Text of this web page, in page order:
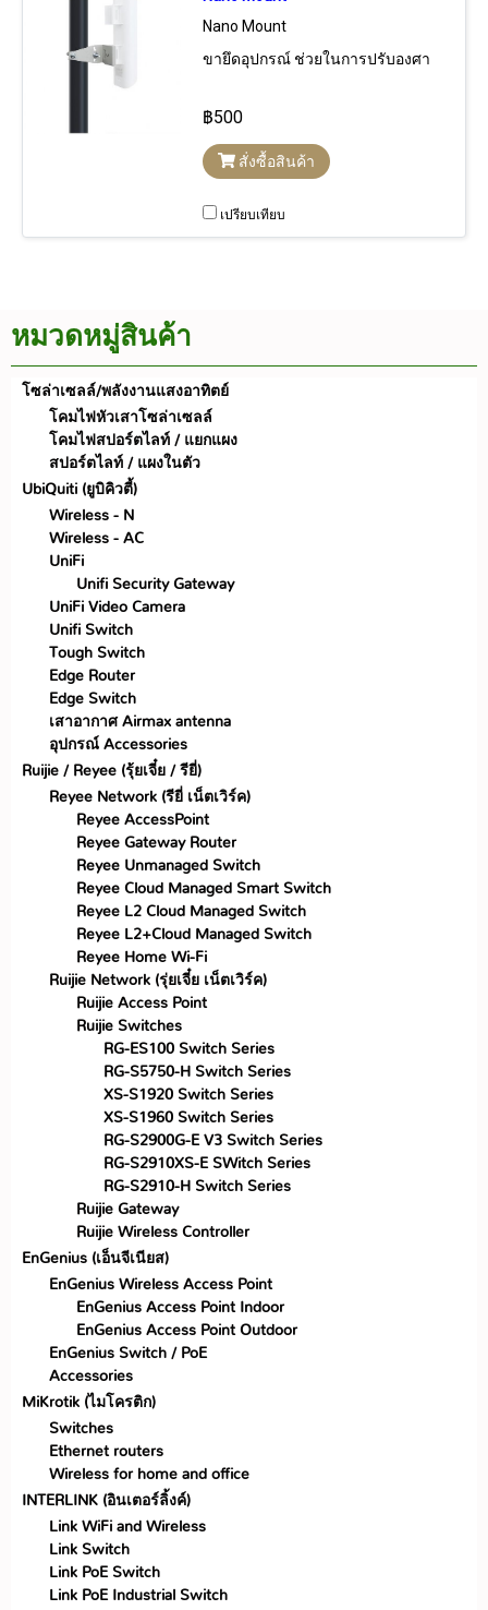
Outdoor Wireless AP, กล้องวงจรปิด
ระบบ IP และอุปกรณ์เครือข่าย
Nano Mount
ขายึดอุปกรณ์ ช่วยในการปรับองศา
฿500
สั่งซื้อสินค้า
เปรียบเทียบ
หมวดหมู่สินค้า
โซล่าเซลล์/พลังงานแสงอาทิตย์
โคมไฟหัวเสาโซล่าเซลล์
โคมไฟสปอร์ตไลท์ / แยกแผง
สปอร์ตไลท์ / แผงในตัว
UbiQuiti (ยูบิคิวตี้)
Wireless - N
Wireless - AC
UniFi
Unifi Security Gateway
UniFi Video Camera
Unifi Switch
Tough Switch
Edge Router
Edge Switch
เสาอากาศ Airmax antenna
อุปกรณ์ Accessories
Ruijie / Reyee (รุ้ยเจี๋ย / รียี่)
Reyee Network (รียี่ เน็ตเวิร์ค)
Reyee AccessPoint
Reyee Gateway Router
Reyee Unmanaged Switch
Reyee Cloud Managed Smart Switch
Reyee L2 Cloud Managed Switch
Reyee L2+Cloud Managed Switch
Reyee Home Wi-Fi
Ruijie Network (รุ่ยเจี๋ย เน็ตเวิร์ค)
Ruijie Access Point
Ruijie Switches
RG-ES100 Switch Series
RG-S5750-H Switch Series
XS-S1920 Switch Series
XS-S1960 Switch Series
RG-S2900G-E V3 Switch Series
RG-S2910XS-E SWitch Series
RG-S2910-H Switch Series
Ruijie Gateway
Ruijie Wireless Controller
EnGenius (เอ็นจีเนียส)
EnGenius Wireless Access Point
EnGenius Access Point Indoor
EnGenius Access Point Outdoor
EnGenius Switch / PoE
Accessories
MiKrotik (ไมโครติก)
Switches
Ethernet routers
Wireless for home and office
INTERLINK (อินเตอร์ลิ้งค์)
Link WiFi and Wireless
Link Switch
Link PoE Switch
Link PoE Industrial Switch